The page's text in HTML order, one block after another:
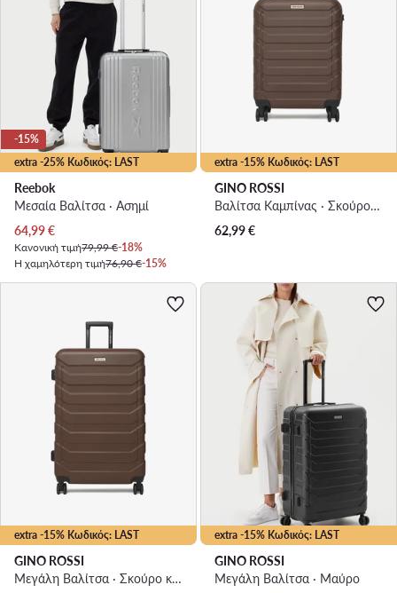
extra -25% Κωδικός: LAST
-15%
Reebok
Μεσαία Βαλίτσα · Ασημί
Τρέχουσα τιμή
64,99€
Κανονική τιμή79,99 €-18%
Η χαμηλότερη τιμή76,90 €-15%
extra -15% Κωδικός: LAST
GINO ROSSI
Βαλίτσα Καμπίνας · Σκούρο καφέ
62,99€
extra -15% Κωδικός: LAST
GINO ROSSI
Μεγάλη Βαλίτσα · Σκούρο καφέ
extra -15% Κωδικός: LAST
GINO ROSSI
Μεγάλη Βαλίτσα · Μαύρο